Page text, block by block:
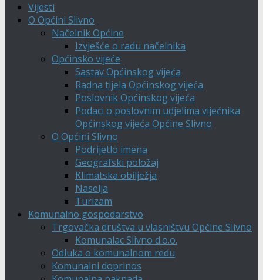
Vijesti
O Općini Slivno
Načelnik Općine
Izvješće o radu načelnika
Općinsko vijeće
Sastav Općinskog vijeća
Radna tijela Općinskog vijeća
Poslovnik Općinskog vijeća
Podaci o poslovnim udjelima vijećnika
Općinskog vijeća Općine Slivno
O Općini Slivno
Podrijetlo imena
Geografski položaj
Klimatska obilježja
Naselja
Turizam
Komunalno gospodarstvo
Trgovačka društva u vlasništvu Općine Slivno
Komunalac Slivno d.o.o.
Odluka o komunalnom redu
Komunalni doprinos